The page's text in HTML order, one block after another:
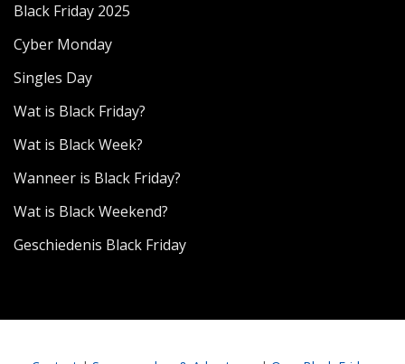
Black Friday 2025
Cyber Monday
Singles Day
Wat is Black Friday?
Wat is Black Week?
Wanneer is Black Friday?
Wat is Black Weekend?
Geschiedenis Black Friday